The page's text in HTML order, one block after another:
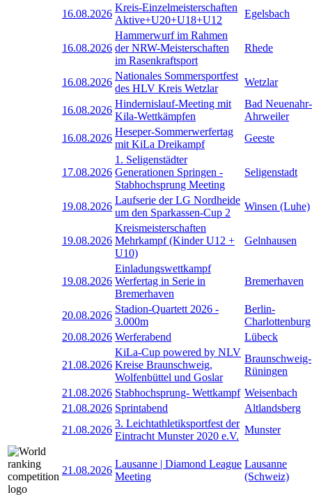
16.08.2026
Kreis-Einzelmeisterschaften
Aktive+U20+U18+U12
Egelsbach
16.08.2026
Hammerwurf im Rahmen
der NRW-Meisterschaften
im Rasenkraftsport
Rhede
16.08.2026
Nationales Sommersportfest
des HLV Kreis Wetzlar
Wetzlar
16.08.2026
Hindernislauf-Meeting mit
Kila-Wettkämpfen
Bad Neuenahr-
Ahrweiler
16.08.2026
Heseper-Sommerwerfertag
mit KiLa Dreikampf
Geeste
17.08.2026
1. Seligenstädter
Generationen Springen -
Stabhochsprung Meeting
Seligenstadt
19.08.2026
Laufserie der LG Nordheide
um den Sparkassen-Cup 2
Winsen (Luhe)
19.08.2026
Kreismeisterschaften
Mehrkampf (Kinder U12 +
U10)
Gelnhausen
19.08.2026
Einladungswettkampf
Werfertag in Serie in
Bremerhaven
Bremerhaven
20.08.2026
Stadion-Quartett 2026 -
3.000m
Berlin-
Charlottenburg
20.08.2026 Werferabend Lübeck
21.08.2026
KiLa-Cup powered by NLV
Kreise Braunschweig,
Wolfenbüttel und Goslar
Braunschweig-
Rüningen
21.08.2026 Stabhochsprung- Wettkampf Weisenbach
21.08.2026 Sprintabend
Altlandsberg
21.08.2026
3. Leichtathletiksportfest der
Eintracht Munster 2020 e.V.
Munster
21.08.2026
Lausanne | Diamond League
Meeting
Lausanne
(Schweiz)